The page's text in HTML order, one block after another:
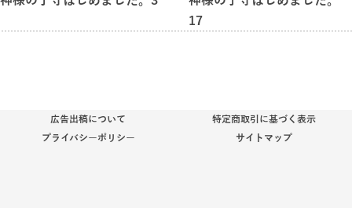
17
広告出稿について
特定商取引に基づく表示
プライバシーポリシー
サイトマップ